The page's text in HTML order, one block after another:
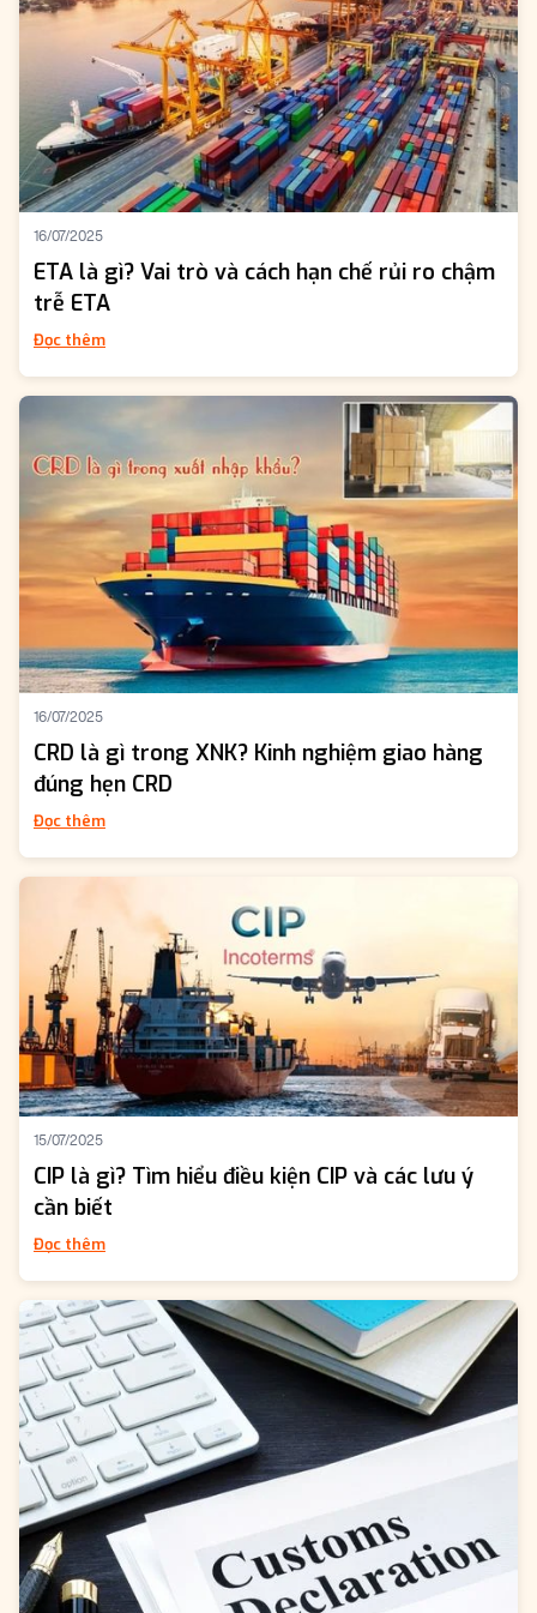
16/07/2025
ETA là gì? Vai trò và cách hạn chế rủi ro chậm
trễ ETA
Đọc thêm
16/07/2025
CRD là gì trong XNK? Kinh nghiệm giao hàng
đúng hẹn CRD
Đọc thêm
15/07/2025
CIP là gì? Tìm hiểu điều kiện CIP và các lưu ý
cần biết
Đọc thêm